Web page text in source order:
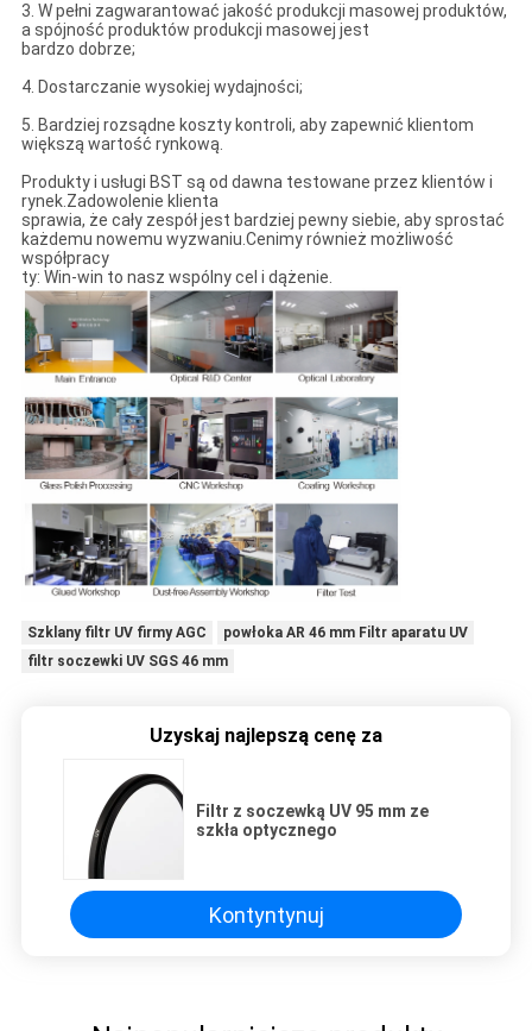
3. W pełni zagwarantować jakość produkcji masowej produktów,
a spójność produktów produkcji masowej jest
bardzo dobrze;
4. Dostarczanie wysokiej wydajności;
5. Bardziej rozsądne koszty kontroli, aby zapewnić klientom
większą wartość rynkową.
Produkty i usługi BST są od dawna testowane przez klientów i
rynek.Zadowolenie klienta
sprawia, że ​​cały zespół jest bardziej pewny siebie, aby sprostać
każdemu nowemu wyzwaniu.Cenimy również możliwość
współpracy
ty: Win-win to nasz wspólny cel i dążenie.
Szklany filtr UV firmy AGC
powłoka AR 46 mm Filtr aparatu UV
filtr soczewki UV SGS 46 mm
Uzyskaj najlepszą cenę za
Filtr z soczewką UV 95 mm ze
szkła optycznego
Kontyntynuj